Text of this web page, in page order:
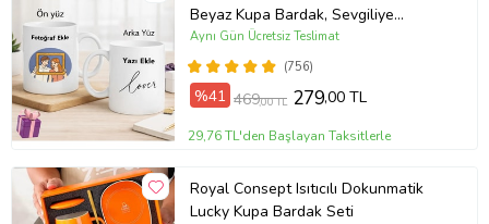
Beyaz Kupa Bardak, Sevgiliye
Hediye, Arkadaşa Hediye, Doğum
Günü Hediyesi(756)
Aynı Gün Ücretsiz Teslimat
%41 469,00 TL 279,00 TL
29,76 TL'den Başlayan Taksitlerle
Royal Consept Isıtıcılı Dokunmatik
Lucky Kupa Bardak Seti